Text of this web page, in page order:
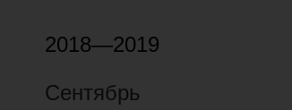
2018—2019
Сентябрь